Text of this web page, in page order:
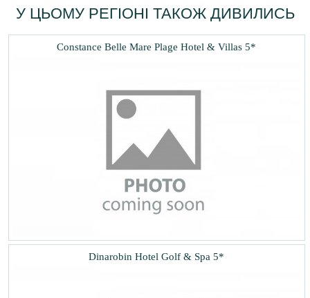
У ЦЬОМУ РЕГІОНІ ТАКОЖ ДИВИЛИСЬ
Constance Belle Mare Plage Hotel & Villas 5*
Dinarobin Hotel Golf & Spa 5*